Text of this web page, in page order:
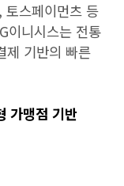
토스페이먼츠 등
이니시스는 전통
제 기반의 빠른
가맹점 기반